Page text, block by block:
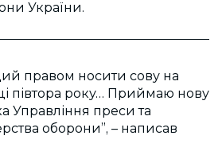
України.
правом носити сову на
півтора року… Приймаю нову
Управління преси та
оборони”, – написав